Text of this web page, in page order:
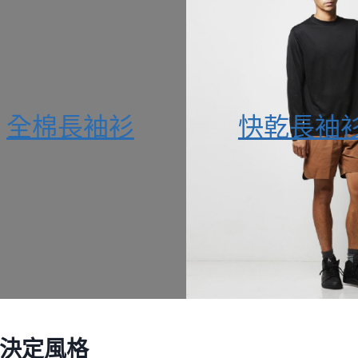
全棉長袖衫 快乾長袖
定風格